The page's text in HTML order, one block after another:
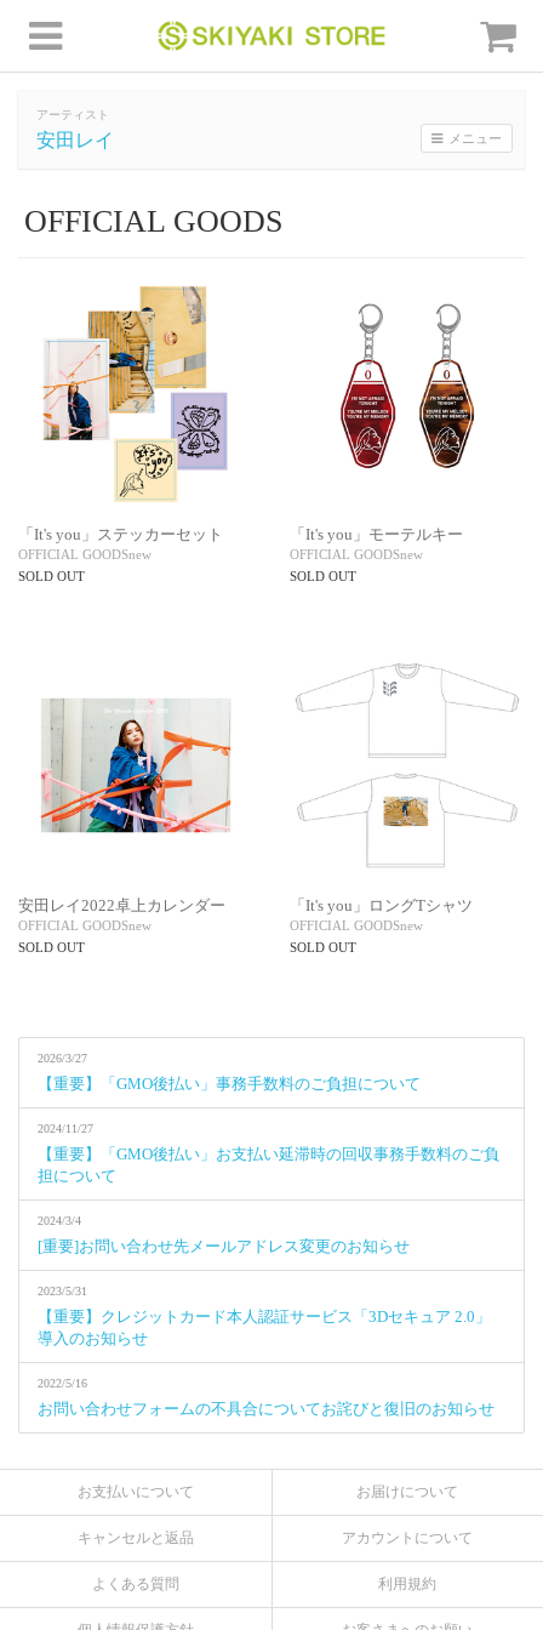
アーティスト
安田レイ メニュー
OFFICIAL GOODS
「It's you」ステッカーセット
OFFICIAL GOODSnew
SOLD OUT
「It's you」モーテルキー
OFFICIAL GOODSnew
SOLD OUT
安田レイ2022卓上カレンダー
OFFICIAL GOODSnew
SOLD OUT
「It's you」ロングTシャツ
OFFICIAL GOODSnew
SOLD OUT
2026/3/27
【重要】「GMO後払い」事務手数料のご負担について
2024/11/27
【重要】「GMO後払い」お支払い延滞時の回収事務手数料のご負
担について
2024/3/4
[重要]お問い合わせ先メールアドレス変更のお知らせ
2023/5/31
【重要】クレジットカード本人認証サービス「3Dセキュア 2.0」
導入のお知らせ
2022/5/16
お問い合わせフォームの不具合についてお詫びと復旧のお知らせ
お支払いについて お届けについて
キャンセルと返品 アカウントについて
よくある質問 利用規約